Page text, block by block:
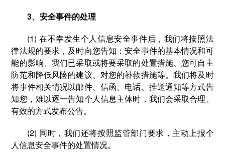
3、安全事件的处理
(1) 在不幸发生个人信息安全事件后，我们将按照法
律法规的要求，及时向您告知：安全事件的基本情况和可
能的影响、我们已采取或将要采取的处置措施、您可自主
防范和降低风险的建议、对您的补救措施等。我们将及时
将事件相关情况以邮件、信函、电话、推送通知等方式告
知您，难以逐一告知个人信息主体时，我们会采取合理、
有效的方式发布公告。
(2) 同时，我们还将按照监管部门要求，主动上报个
人信息安全事件的处置情况。